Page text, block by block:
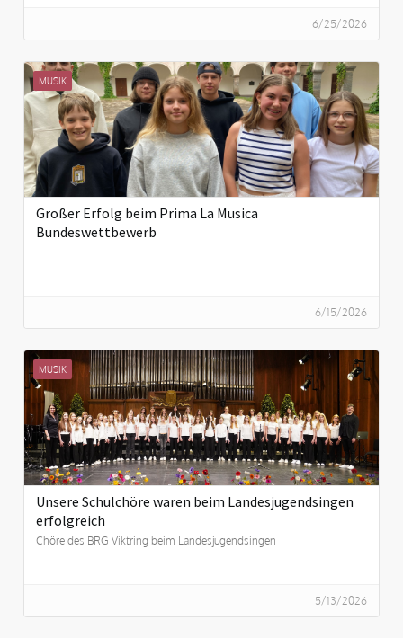
6/25/2026
MUSIK
Großer Erfolg beim Prima La Musica
Bundeswettbewerb
6/15/2026
MUSIK
Unsere Schulchöre waren beim Landesjugendsingen
erfolgreich
Chöre des BRG Viktring beim Landesjugendsingen
5/13/2026